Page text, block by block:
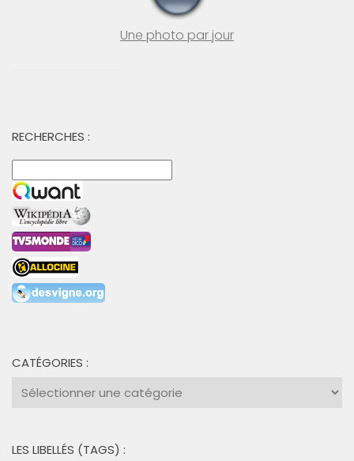
Une photo par jour
RECHERCHES :
CATÉGORIES :
Catégories
LES LIBELLÉS (TAGS) :